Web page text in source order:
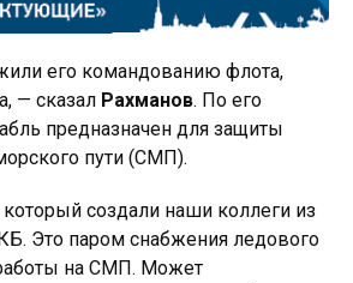
его командованию флота,
— сказал Рахманов. По его
предназначен для защиты
пути (СМП).
который создали наши коллеги из
Это паром снабжения ледового
на СМП. Может